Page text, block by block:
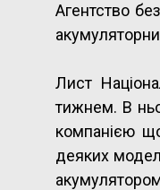
Агентство
Лист
тижнем. В
компанією
деяких